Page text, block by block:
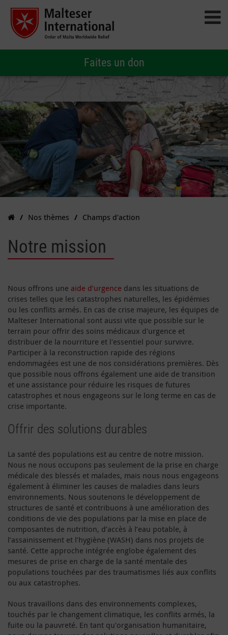
Faites un don
Nos thèmes Champs d'action
Notre mission
Nous offrons une aide d’urgence dans les situations de
crises telles que les catastrophes naturelles, les épidémies
ou les conflits armés. En cas de crise majeure, les équipes de
Malteser International sont aussi vite que possible sur le
terrain pour offrir des soins médicaux d'urgence et
distribuer de la nourriture et l'essentiel pour survivre.
Participer à la reconstruction rapide des régions
endommagées est une de nos considérations premières. Dès
que possible nous offrons également une aide de transition
et une assistance pour réduire les risques de futures
catastrophes et nous engageons sur le long terme en cas de
crise importante.
Offrir des solutions durables
La santé des populations est au centre de notre mission.
Nous ne nous occupons pas seulement de la prise en charge
médicale des blessés et malades, mais nous nous engageons
également à éliminer les causes de maladies dans leurs
environnements. Nous soutenons le développement de
structures de santé et contribuons à une amélioration des
conditions de vie des populations par la mise en place de
composantes de nutrition, d’accès à l’eau potable, à
l’assainissement et l’hygiène (WASH) dans nos projets de
santé. Cette approche intégrée englobe également des
mesures de prise en charge de la santé mentale des
populations touchées par des traumatismes liés aux conflits
ou aux catastrophes.
Nous travaillons dans des environnements complexes,
touchés par le changement climatique, les conflits armés, la
fuite ou la pauvreté. En tant qu'organisation humanitaire,